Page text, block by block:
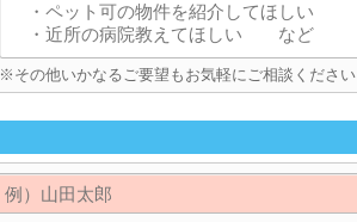
※その他いかなるご要望もお気軽にご相談ください